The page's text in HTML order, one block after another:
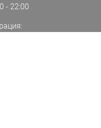
- 22:00